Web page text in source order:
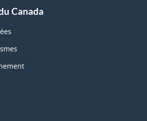
Canada